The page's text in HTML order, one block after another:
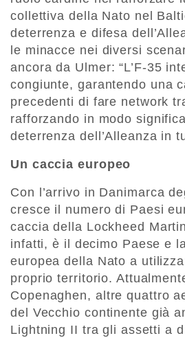
collettiva della Nato nel
deterrenza e difesa
le minacce nei diversi
ancora da Ulmer: “L’F-35
congiunte, garantendo una
precedenti di fare network
rafforzando in modo
deterrenza dell’Alleanza in
Un caccia europeo
Con l’arrivo in Danimarca
cresce il numero di Paesi
caccia della Lockheed
infatti, è il decimo Paese e
europea della Nato a
proprio territorio.
Copenaghen, altre quattro
del Vecchio continente già
Lightning II tra gli assetti a